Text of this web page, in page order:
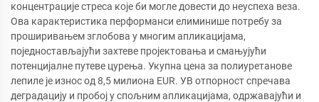
концентрације стреса које би могле довести до неуспеха веза.
Ова карактеристика перформанси елиминише потребу за
проширивањем зглобова у многим апликацијама,
поједностављајући захтеве пројектовања и смањујући
потенцијалне путеве цурења. Укупна цена за полиуретанове
лепиле је износ од 8,5 милиона EUR. УВ отпорност спречава
деградацију и пробој у спољним апликацијама, одржавајући и